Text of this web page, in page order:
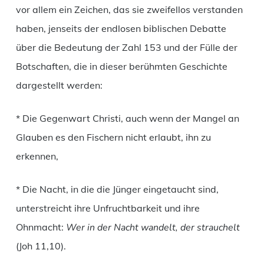
vor allem ein Zeichen, das sie zweifellos verstanden
haben, jenseits der endlosen biblischen Debatte
über die Bedeutung der Zahl 153 und der Fülle der
Botschaften, die in dieser berühmten Geschichte
dargestellt werden:
* Die Gegenwart Christi, auch wenn der Mangel an
Glauben es den Fischern nicht erlaubt, ihn zu
erkennen,
* Die Nacht, in die die Jünger eingetaucht sind,
unterstreicht ihre Unfruchtbarkeit und ihre
Ohnmacht: Wer in der Nacht wandelt, der strauchelt
(Joh 11,10).